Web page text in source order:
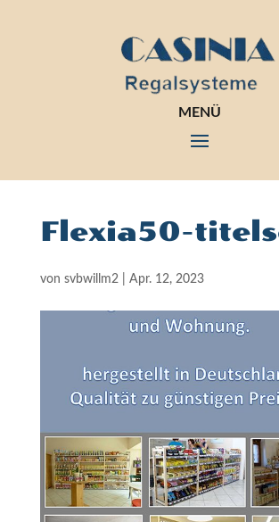
MENÜ
Flexia50-
von svbwillm2 Apr. 12, 2023